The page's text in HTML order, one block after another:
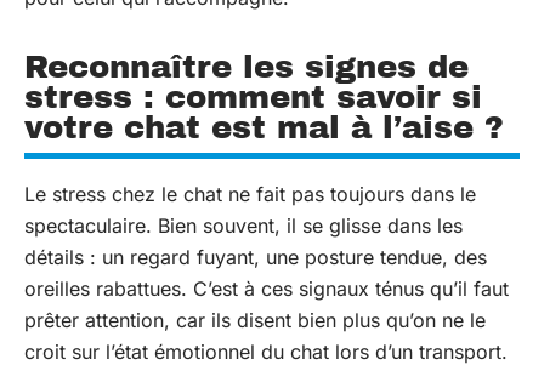
Reconnaître les signes de
stress : comment savoir si
votre chat est mal à l’aise ?
Le stress chez le chat ne fait pas toujours dans le
spectaculaire. Bien souvent, il se glisse dans les
détails : un regard fuyant, une posture tendue, des
oreilles rabattues. C’est à ces signaux ténus qu’il faut
prêter attention, car ils disent bien plus qu’on ne le
croit sur l’état émotionnel du chat lors d’un transport.